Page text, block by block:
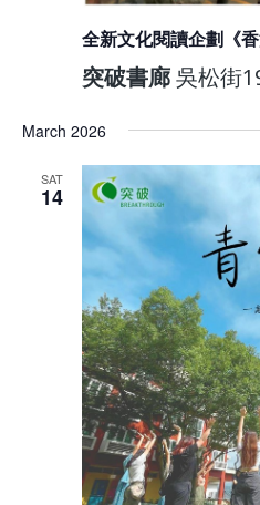
全新文化閱讀企劃《香
突破書廊吳松街
March 2026
SAT
14